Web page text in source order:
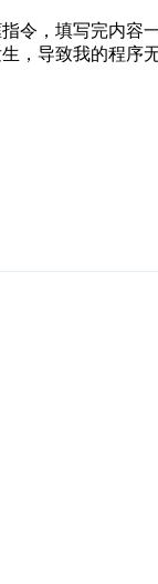
令，填写完内容
，导致我的程序